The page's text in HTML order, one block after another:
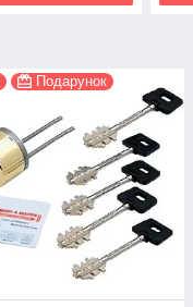
Подарунок